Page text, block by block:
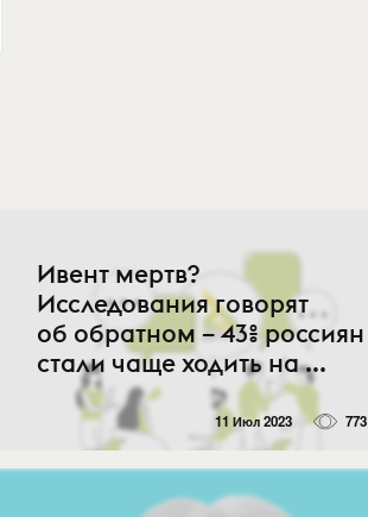
Ивент мертв?
Исследования говорят
об обратном – 43% россиян
стали чаще ходить на ...
11 Июл 2023 773